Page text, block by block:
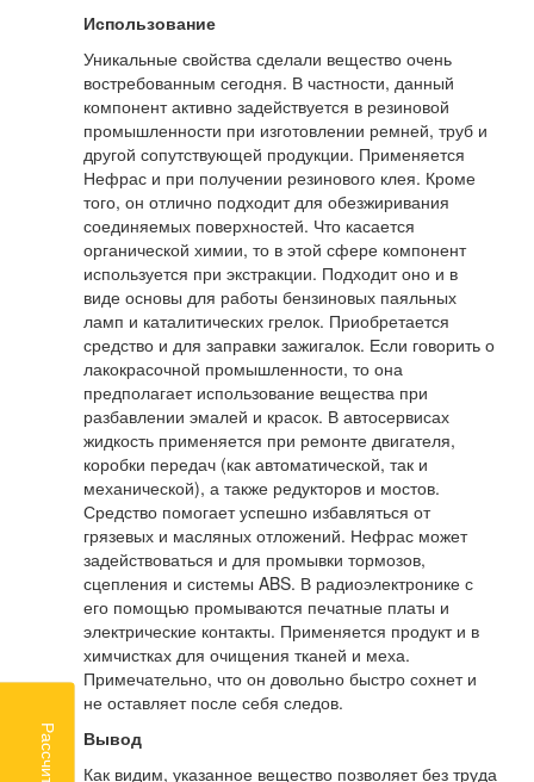
Использование
Уникальные свойства сделали вещество очень
востребованным сегодня. В частности, данный
компонент активно задействуется в резиновой
промышленности при изготовлении ремней, труб и
другой сопутствующей продукции. Применяется
Нефрас и при получении резинового клея. Кроме
того, он отлично подходит для обезжиривания
соединяемых поверхностей. Что касается
органической химии, то в этой сфере компонент
используется при экстракции. Подходит оно и в
виде основы для работы бензиновых паяльных
ламп и каталитических грелок. Приобретается
средство и для заправки зажигалок. Если говорить о
лакокрасочной промышленности, то она
предполагает использование вещества при
разбавлении эмалей и красок. В автосервисах
жидкость применяется при ремонте двигателя,
коробки передач (как автоматической, так и
механической), а также редукторов и мостов.
Средство помогает успешно избавляться от
грязевых и масляных отложений. Нефрас может
задействоваться и для промывки тормозов,
сцепления и системы ABS. В радиоэлектронике с
его помощью промываются печатные платы и
электрические контакты. Применяется продукт и в
химчистках для очищения тканей и меха.
Примечательно, что он довольно быстро сохнет и
не оставляет после себя следов.
Вывод
Как видим, указанное вещество позволяет без труда